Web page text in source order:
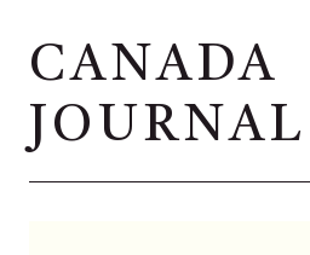
CANADA
JOURNAL